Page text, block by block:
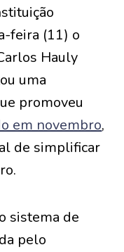
feira (11) o
Hauly
uma
promoveu
em novembro,
de simplificar
sistema de
pelo